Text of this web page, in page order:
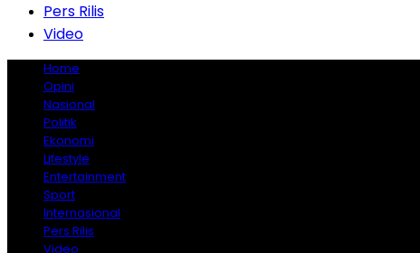
Pers Rilis
Video
Home
Opini
Nasional
Politik
Ekonomi
Lifestyle
Entertainment
Sport
Internasional
Pers Rilis
Video